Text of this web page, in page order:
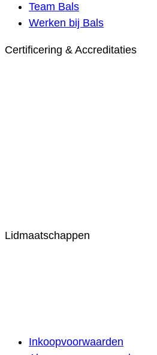
Team Bals
Werken bij Bals
Certificering & Accreditaties
Lidmaatschappen
Inkoopvoorwaarden